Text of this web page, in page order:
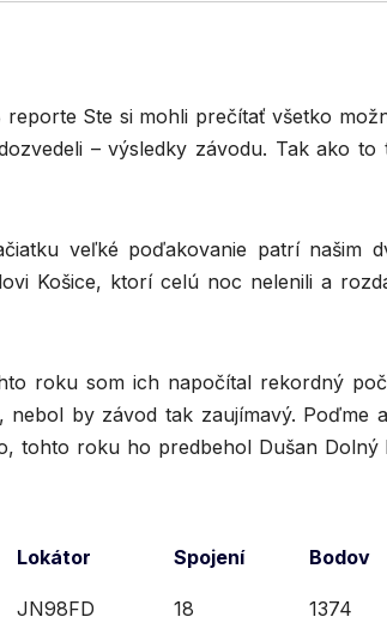
Ste si mohli prečítať všetko
– výsledky závodu. Tak ako to
veľké poďakovanie patrí našim
Košice, ktorí celú noc nelenili a
roku som ich napočítal rekordný
nebol by závod tak zaujímavý. Poďme
tohto roku ho predbehol Dušan Dolný
Lokátor Spojení Bodov
JN98FD 18 1374